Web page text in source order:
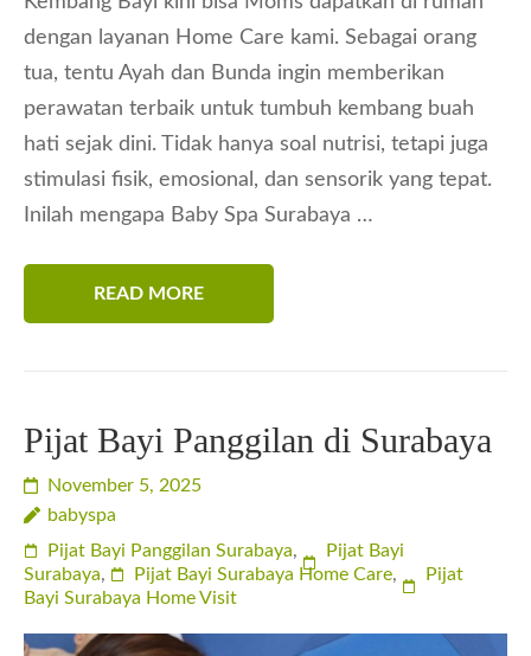
dengan layanan Home Care kami. Sebagai orang
tua, tentu Ayah dan Bunda ingin memberikan
perawatan terbaik untuk tumbuh kembang buah
hati sejak dini. Tidak hanya soal nutrisi, tetapi juga
stimulasi fisik, emosional, dan sensorik yang tepat.
Inilah mengapa Baby Spa Surabaya …
READ MORE
Pijat Bayi Panggilan di Surabaya
November 5, 2025
babyspa
Pijat Bayi Panggilan Surabaya,
Pijat Bayi
Surabaya, Pijat Bayi Surabaya Home Care,
Pijat
Bayi Surabaya Home Visit